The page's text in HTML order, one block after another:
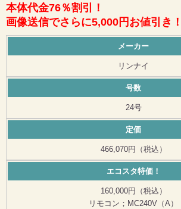
本体代金76％割引！
画像送信でさらに5,000円お値引き！
メーカー
リンナイ
号数
24号
定価
466,070円（税込）
エコスタ特価！
160,000円（税込）
リモコン；MC240V（A）